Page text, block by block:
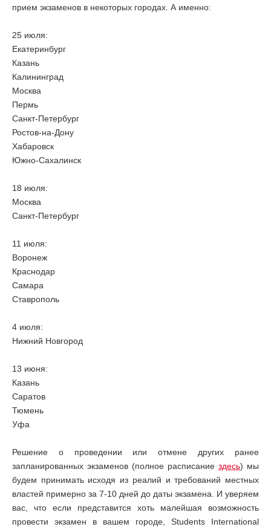
прием экзаменов в некоторых городах. А именно:
25 июля:
Екатеринбург
Казань
Калининград
Москва
Пермь
Санкт-Петербург
Ростов-на-Дону
Хабаровск
Южно-Сахалинск
18 июля:
Москва
Санкт-Петербург
11 июля:
Воронеж
Краснодар
Самара
Ставрополь
4 июля:
Нижний Новгород
13 июня:
Казань
Саратов
Тюмень
Уфа
Решение о проведении или отмене других ранее
запланированных экзаменов (полное расписание здесь) мы
будем принимать исходя из реалий и требований местных
властей примерно за 7-10 дней до даты экзамена. И уверяем
вас, что если представится хоть малейшая возможность
провести экзамен в вашем городе, Students International